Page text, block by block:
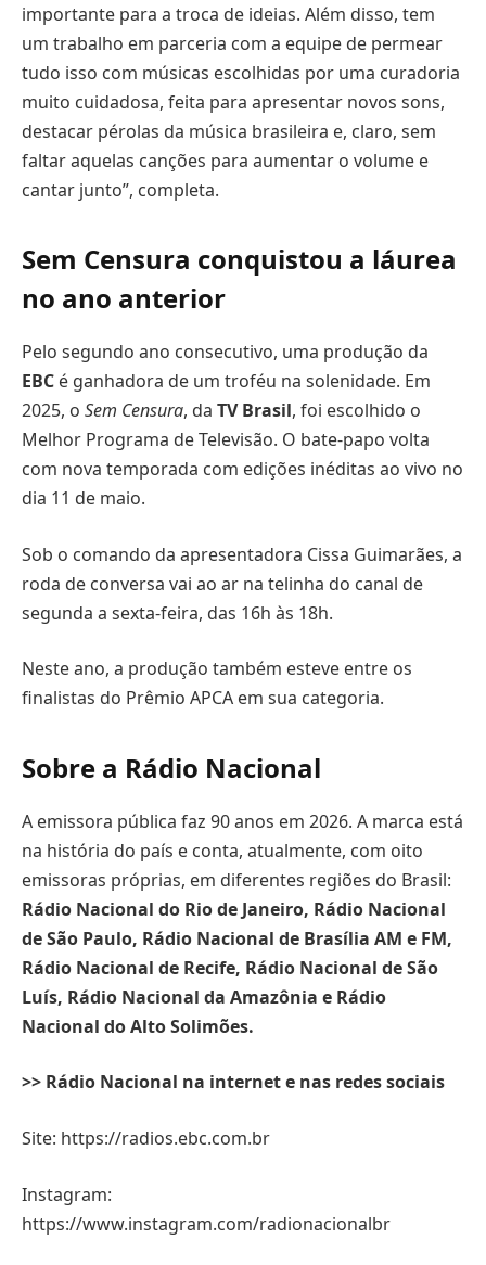
importante para a troca de ideias. Além disso, tem
um trabalho em parceria com a equipe de permear
tudo isso com músicas escolhidas por uma curadoria
muito cuidadosa, feita para apresentar novos sons,
destacar pérolas da música brasileira e, claro, sem
faltar aquelas canções para aumentar o volume e
cantar junto”, completa.
Sem Censura conquistou a láurea
no ano anterior
Pelo segundo ano consecutivo, uma produção da
EBC é ganhadora de um troféu na solenidade. Em
2025, o Sem Censura, da TV Brasil, foi escolhido o
Melhor Programa de Televisão. O bate-papo volta
com nova temporada com edições inéditas ao vivo no
dia 11 de maio.
Sob o comando da apresentadora Cissa Guimarães, a
roda de conversa vai ao ar na telinha do canal de
segunda a sexta-feira, das 16h às 18h.
Neste ano, a produção também esteve entre os
finalistas do Prêmio APCA em sua categoria.
Sobre a Rádio Nacional
A emissora pública faz 90 anos em 2026. A marca está
na história do país e conta, atualmente, com oito
emissoras próprias, em diferentes regiões do Brasil:
Rádio Nacional do Rio de Janeiro, Rádio Nacional
de São Paulo, Rádio Nacional de Brasília AM e FM,
Rádio Nacional de Recife, Rádio Nacional de São
Luís, Rádio Nacional da Amazônia e Rádio
Nacional do Alto Solimões.
>> Rádio Nacional na internet e nas redes sociais
Site: https://radios.ebc.com.br
Instagram:
https://www.instagram.com/radionacionalbr